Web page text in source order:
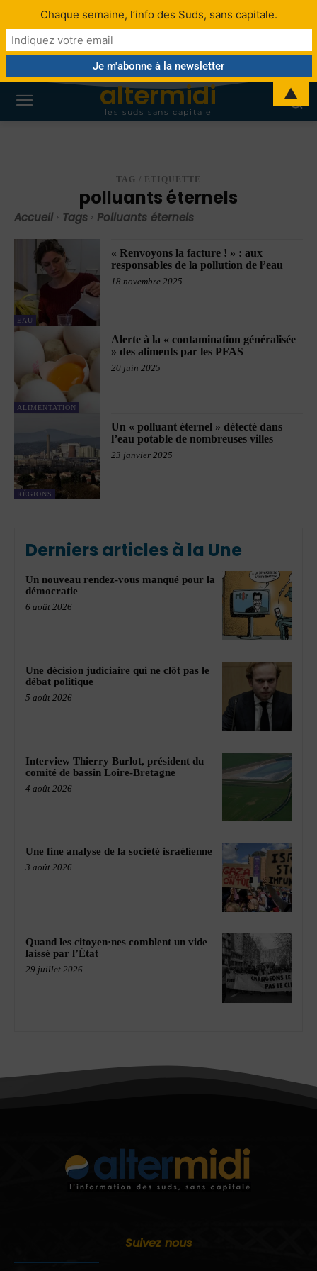
altermidi
les suds sans capitale
TAG / ETIQUETTE
polluants éternels
Accueil Tags Polluants éternels
EAU
« Renvoyons la facture ! » : aux
responsables de la pollution de l’eau
18 novembre 2025
ALIMENTATION
Alerte à la « contamination généralisée
» des aliments par les PFAS
20 juin 2025
RÉGIONS
Un « polluant éternel » détecté dans
l’eau potable de nombreuses villes
23 janvier 2025
Derniers articles à la Une
Un nouveau rendez-vous manqué pour la
démocratie
6 août 2026
Une décision judiciaire qui ne clôt pas le
débat politique
5 août 2026
Interview Thierry Burlot, président du
comité de bassin Loire-Bretagne
4 août 2026
Une fine analyse de la société israélienne
3 août 2026
Quand les citoyen·nes comblent un vide
laissé par l’État
29 juillet 2026
Suivez nous
Chaque semaine, l’info des Suds, sans capitale.
▲